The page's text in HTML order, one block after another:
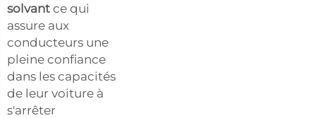
solvant ce qui
assure aux
conducteurs une
pleine confiance
dans les capacités
de leur voiture à
s'arrêter